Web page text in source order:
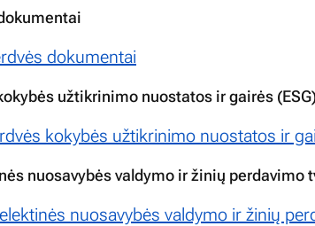
dokumentai
užtikrinimo nuostatos ir gairės
kokybės užtikrinimo nuostatos ir
nuosavybės valdymo ir žinių perdavimo
nuosavybės valdymo ir žinių